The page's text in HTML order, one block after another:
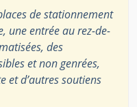
de stationnement
une entrée au rez-de-
des
et non genrées,
et d’autres soutiens